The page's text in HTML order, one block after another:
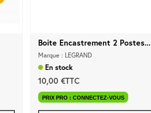
Boite Encastrement 2 Postes...
Marque : LEGRAND
En stock
10,00 €TTC
PRIX PRO : CONNECTEZ-VOUS